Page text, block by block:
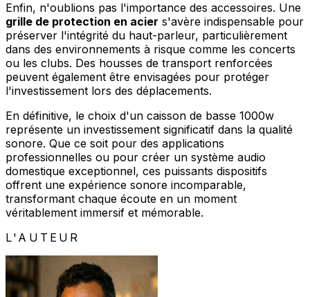
Enfin, n'oublions pas l'importance des accessoires. Une
grille de protection en acier s'avère indispensable pour
préserver l'intégrité du haut-parleur, particulièrement
dans des environnements à risque comme les concerts
ou les clubs. Des housses de transport renforcées
peuvent également être envisagées pour protéger
l'investissement lors des déplacements.
En définitive, le choix d'un caisson de basse 1000w
représente un investissement significatif dans la qualité
sonore. Que ce soit pour des applications
professionnelles ou pour créer un système audio
domestique exceptionnel, ces puissants dispositifs
offrent une expérience sonore incomparable,
transformant chaque écoute en un moment
véritablement immersif et mémorable.
L'AUTEUR